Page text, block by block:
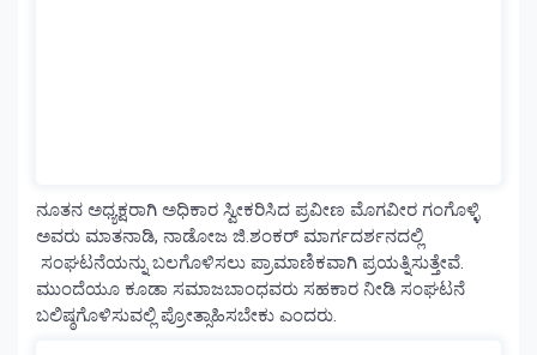
ನೂತನ ಅಧ್ಯಕ್ಷರಾಗಿ ಅಧಿಕಾರ ಸ್ವೀಕರಿಸಿದ ಪ್ರವೀಣ ಮೊಗವೀರ ಗಂಗೊಳ್ಳಿ
ಅವರು ಮಾತನಾಡಿ, ನಾಡೋಜ ಜಿ.ಶಂಕರ್ ಮಾರ್ಗದರ್ಶನದಲ್ಲಿ
ಸಂಘಟನೆಯನ್ನು ಬಲಗೊಳಿಸಲು ಪ್ರಾಮಾಣಿಕವಾಗಿ ಪ್ರಯತ್ನಿಸುತ್ತೇವೆ.
ಮುಂದೆಯೂ ಕೂಡಾ ಸಮಾಜಬಾಂಧವರು ಸಹಕಾರ ನೀಡಿ ಸಂಘಟನೆ
ಬಲಿಷ್ಠಗೊಳಿಸುವಲ್ಲಿ ಪ್ರೋತ್ಸಾಹಿಸಬೇಕು ಎಂದರು.